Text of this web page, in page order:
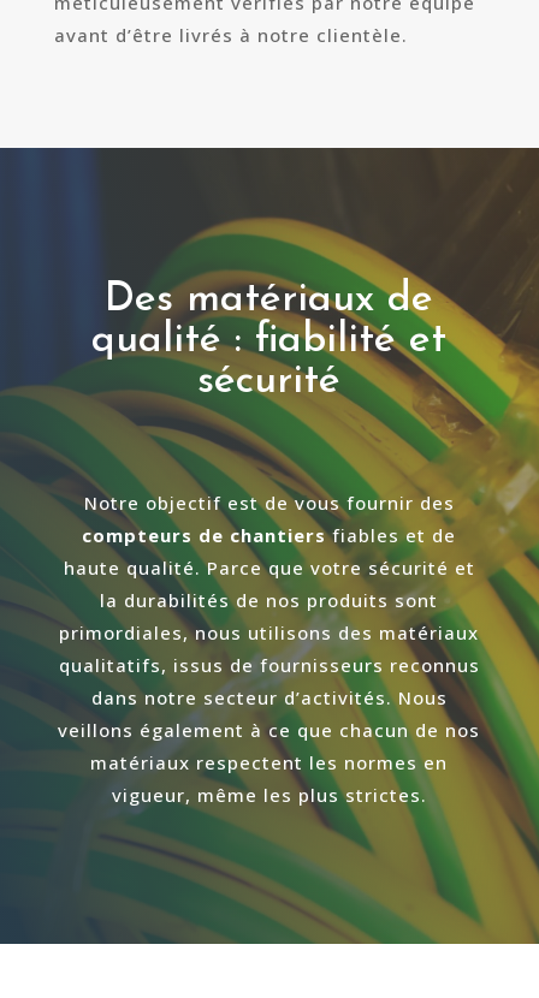
avant d’être livrés à notre clientèle.
Des matériaux de
qualité : fiabilité et
sécurité
Notre objectif est de vous fournir des
compteurs de chantiersfiables et de
haute qualité. Parce que votre sécurité et
la durabilités de nos produits sont
primordiales, nous utilisons des matériaux
qualitatifs, issus de fournisseurs reconnus
dans notre secteur d’activités. Nous
veillons également à ce que chacun de nos
matériaux respectent les normes en
vigueur, même les plus strictes.